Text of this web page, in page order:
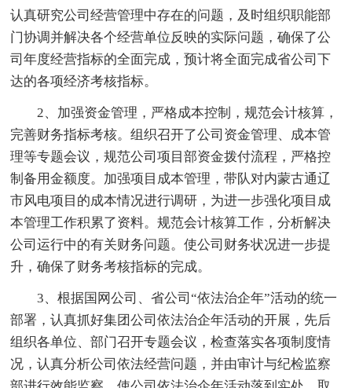
认真研究公司经营管理中存在的问题，及时组织职能部
门协调并解决各个经营单位反映的实际问题，确保了公
司年度经营指标的全面完成，预计将全面完成省公司下
达的各项经济考核指标。
2、加强资金管理，严格成本控制，规范会计核算，
完善财务指标考核。组织召开了公司资金管理、成本管
理等专题会议，规范公司项目部资金拨付流程，严格控
制备用金额度。加强项目成本管理，带队对内蒙古通辽
市风电项目的成本情况进行调研，为进一步强化项目成
本管理工作积累了资料。规范会计核算工作，分析解决
公司运行中的有关财务问题。使公司财务状况进一步提
升，确保了财务考核指标的完成。
3、根据国网公司、省公司“依法治企年”活动的统一
部署，认真抓好集团公司依法治企年活动的开展，先后
组织各单位、部门召开专题会议，检查落实各项制度情
况，认真分析公司依法经营问题，并由审计与纪检监察